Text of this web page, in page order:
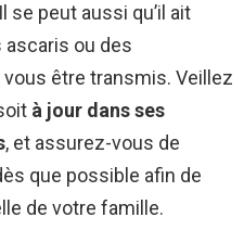
peut aussi qu’il ait
ou des
être transmis. Veillez
à jour dans ses
, et assurez-vous de
que possible afin de
de votre famille.